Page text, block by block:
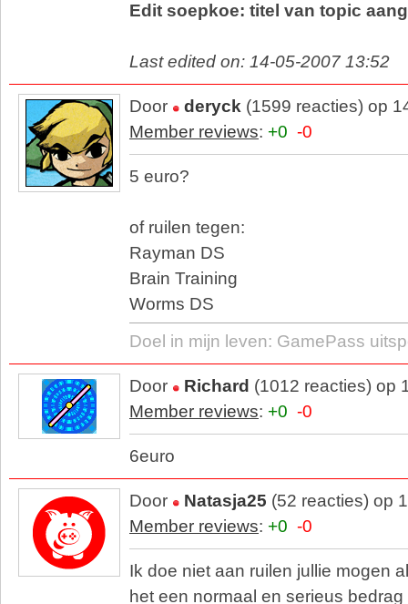
Edit soepkoe: titel van topic
Last edited on: 14-05-2007 13:52
Door deryck (1599 reacties) op
Member reviews: +0 -0
5 euro?
of ruilen tegen:
Rayman DS
Brain Training
Worms DS
Doel in mijn leven: GamePass
Door Richard (1012 reacties) op
Member reviews: +0 -0
6euro
Door Natasja25 (52 reacties) op
Member reviews: +0 -0
Ik doe niet aan ruilen jullie mogen
het een normaal en serieus